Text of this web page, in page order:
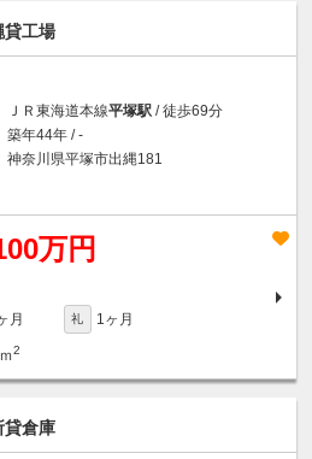
貸工場
ＪＲ東海道本線平塚駅 / 徒歩69分
築年44年 / -
神奈川県平塚市出縄181
万円
月 礼 1ヶ月
2
貸倉庫